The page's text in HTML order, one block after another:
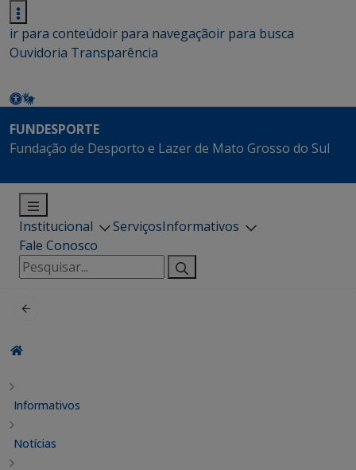
ir para conteúdoir para navegaçãoir para busca
Ouvidoria Transparência
FUNDESPORTE
Fundação de Desporto e Lazer de Mato Grosso do Sul
Institucional ServiçosInformativos
Fale Conosco
Pesquisar
por:
Informativos
Notícias